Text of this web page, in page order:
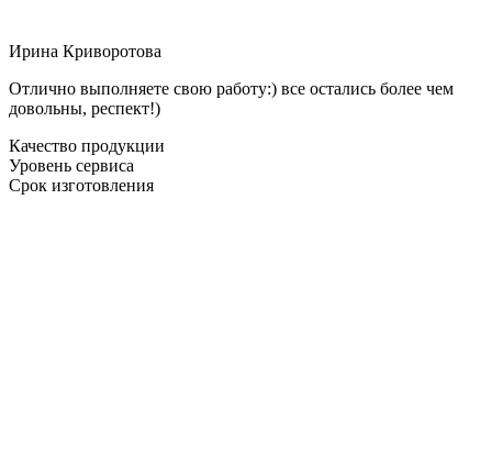
Ирина Криворотова
Отлично выполняете свою работу:) все остались более чем
довольны, респект!)
Качество продукции
Уровень сервиса
Срок изготовления